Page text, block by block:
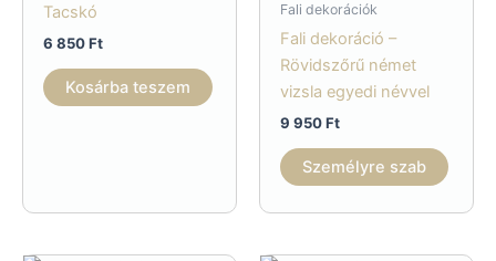
termékoldalon
választhatók
Tacskó
6 850Ft
Kosárba teszem
Fali dekorációk
Fali dekoráció –
Rövidszőrű német
vizsla egyedi névvel
9 950Ft
Személyre szab